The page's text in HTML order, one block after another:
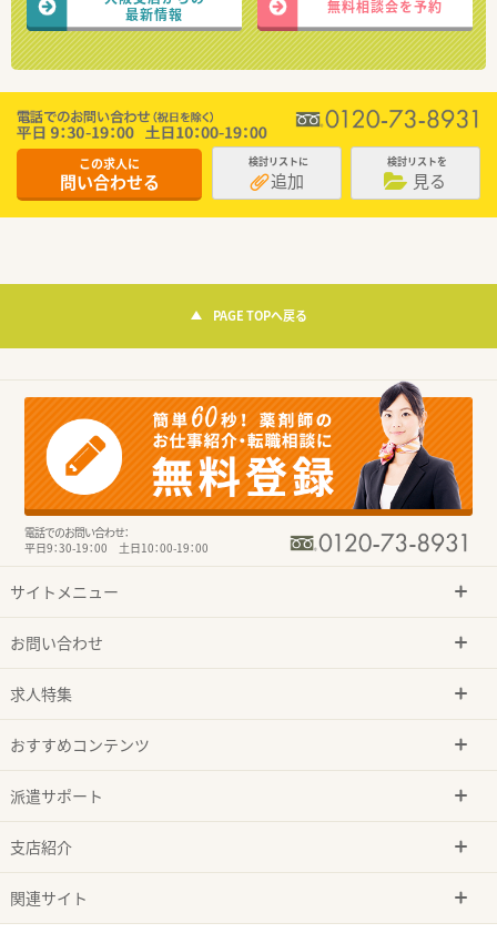
最新情報
無料相談会を予約
この求人に
問い合わせる
検討リストに
追加
検討リストを
見る
PAGE TOPへ戻る
電話でのお問い合わせ：
平日9：30-19：00 土日10：00-19：00
サイトメニュー
お問い合わせ
求人特集
おすすめコンテンツ
派遣サポート
支店紹介
関連サイト